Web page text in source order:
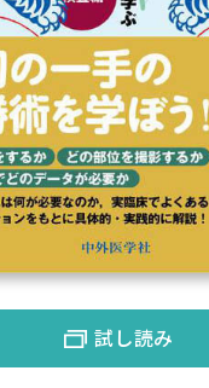
試し読み